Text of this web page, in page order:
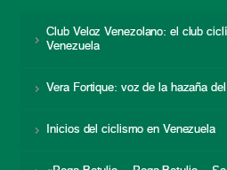
Club Veloz Venezolano: el club
Venezuela
Vera Fortique: voz de la hazaña del
Inicios del ciclismo en Venezuela